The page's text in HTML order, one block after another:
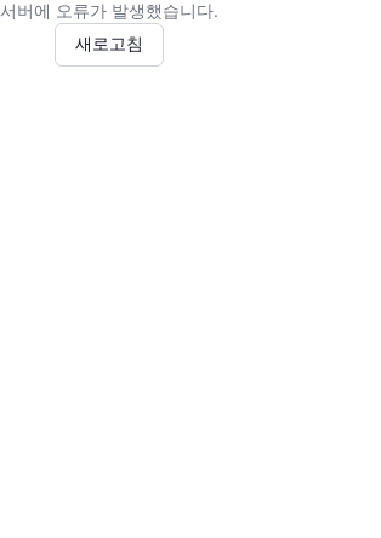
서버에 오류가 발생했습니다.
새로고침